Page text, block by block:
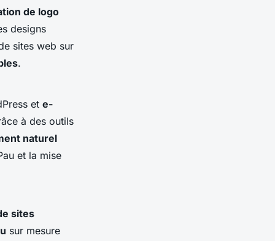
de logo
designs
sites web sur
.
et e-
à des outils
naturel
et la mise
sites
sur mesure